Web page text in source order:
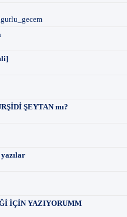
ŞEYTAN mı?
yazılar
İÇİN YAZIYORUMM